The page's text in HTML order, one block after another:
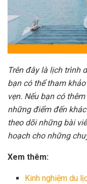
Trên đây là lịch trình
bạn có thể tham
vẹn. Nếu bạn có
những điểm đến
theo dõi những bài
hoạch cho những
Xem thêm:
Kinh nghiệm du